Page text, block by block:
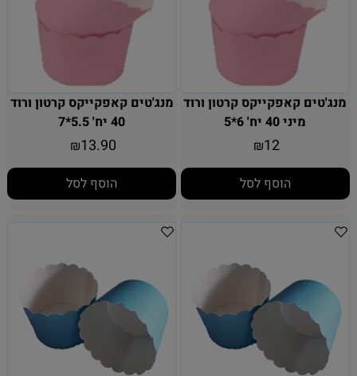
מנג'טים קאפקייקס קרטון ורוד
מיני 40 יח' 6*5
₪12
הוסף לסל
מנג'טים קאפקייקס קרטון ורוד
40 יח' 5.5*7
₪13.90
הוסף לסל